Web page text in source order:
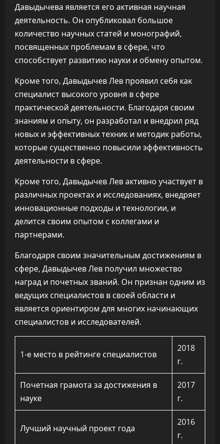
Давыдычева является его активная научная
деятельность. Он опубликовал большое
количество научных статей и монографий,
посвященных проблемам в сфере, что
способствует развитию науки и обмену опытом.
Кроме того, Давыдычев Лев проявил себя как
специалист высокого уровня в сфере
практической деятельности. Благодаря своим
знаниям и опыту, он разработал и внедрил ряд
новых и эффективных техник и методик работы,
которые существенно повысили эффективность
деятельности в сфере.
Кроме того, Давыдычев Лев активно участвует в
различных проектах и исследованиях, внедряет
инновационные подходы и технологии, и
делится своим опытом с коллегами и
партнерами.
Благодаря своим значительным достижениям в
сфере, Давыдычев Лев получил множество
наград и почетных званий. Он признан одним из
ведущих специалистов в своей области и
является ориентиром для многих начинающих
специалистов и исследователей.
1-е место в рейтинге специалистов
2018
г.
Почетная грамота за достижения в
науке
2017
г.
Лучший научный проект года
2016
г.